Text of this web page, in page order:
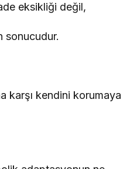
eksikliği değil,
sonucudur.
karşı kendini korumaya